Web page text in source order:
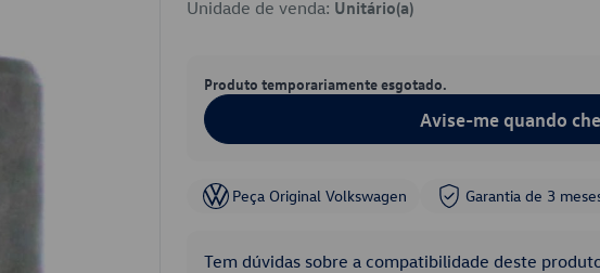
Unidade de venda: Unitário(a)
Produto temporariamente esgotado.
Avise-me quando
Peça Original Volkswagen Garantia de 3
Tem dúvidas sobre a compatibilidade deste